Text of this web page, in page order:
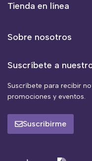
Tienda en línea
Sobre nosotros
Suscríbete a
Suscríbete para recibir
promociones y eventos.
Suscribirme